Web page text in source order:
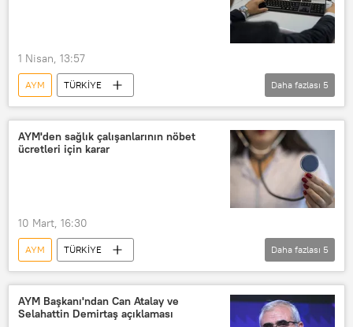
1 Nisan, 13:57
AYM
TÜRKİYE
Anayasa Mahkemesi (AYM)
Noter
CHP
Yüksek Mahkeme
Anayasa
Daha fazlası 5
AYM'den sağlık çalışanlarının nöbet
ücretleri için karar
10 Mart, 16:30
AYM
TÜRKİYE
Anayasa Mahkemesi (AYM)
Sağlık
nöbet
Yüksek Mahkeme
Anayasa
Daha fazlası 5
AYM Başkanı'ndan Can Atalay ve
Selahattin Demirtaş açıklaması